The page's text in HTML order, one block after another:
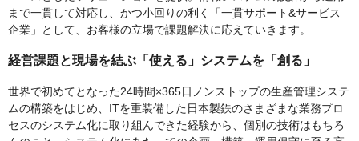
まで一貫して対応し、かつ小回りの利く「一貫サポート&サービス
企業」として、お客様の立場で課題解決に応えていきます。
経営課題と現場を結ぶ「使える」システムを「創る」
世界で初めてとなった24時間×365日ノンストップの生産管理システ
ムの構築をはじめ、ITを重装備した日本製鉄のさまざまな業務プロ
セスのシステム化に取り組んできた経験から、個別の技術はもちろ